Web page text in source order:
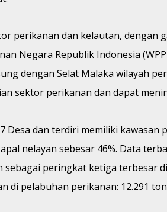
perikanan dan kelautan,
Negara Republik Indonesia
dengan Selat Malaka wilayah
sektor perikanan dan dapat
Desa dan terdiri memiliki
nelayan sebesar 46%. Data
peringkat ketiga terbesar
di pelabuhan perikanan: 12.291